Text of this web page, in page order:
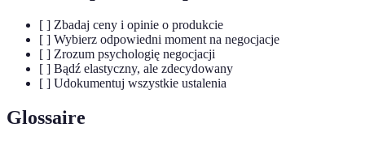
[ ] Zbadaj ceny i opinie o produkcie
[ ] Wybierz odpowiedni moment na negocjacje
[ ] Zrozum psychologię negocjacji
[ ] Bądź elastyczny, ale zdecydowany
[ ] Udokumentuj wszystkie ustalenia
Glossaire